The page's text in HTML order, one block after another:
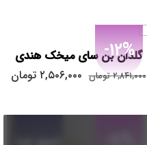
-12%
گلدان بن سای میخک هندی
۲,۸۴۱,۰۰۰ تومان ۲,۵۰۶,۰۰۰ تومان